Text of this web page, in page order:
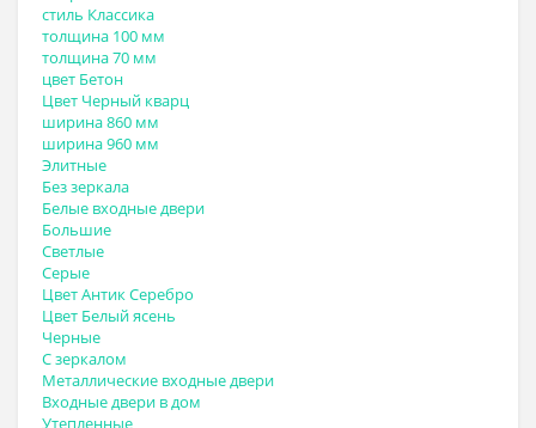
стиль Классика
толщина 100 мм
толщина 70 мм
цвет Бетон
Цвет Черный кварц
ширина 860 мм
ширина 960 мм
Элитные
Без зеркала
Белые входные двери
Большие
Светлые
Серые
Цвет Антик Серебро
Цвет Белый ясень
Черные
С зеркалом
Металлические входные двери
Входные двери в дом
Утепленные